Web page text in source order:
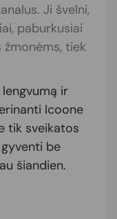
Ji švelni,
paburkusiai
žmonėms, tiek
ir
Icoone
tik sveikatos
be
šiandien.